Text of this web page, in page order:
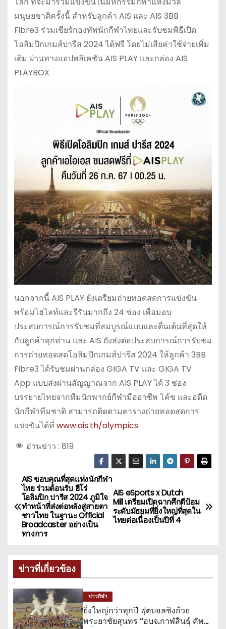
มนุษยชาติครั้งนี้ สำหรับลูกค้า AIS และ AIS 3BB
Fibre3 ร่วมเชียร์กองทัพนักกีฬาไทยและรับชมพิธีเปิด
โอลิมปิกเกมส์ปารีส 2024 ได้ฟรี โดยไม่เสียค่าใช้จ่ายเพิ่ม
เติม ผ่านทางแอปพลิเคชัน AIS PLAY และกล่อง AIS
PLAYBOX
นอกจากนี้ AIS PLAY ยังเตรียมถ่ายทอดสดการแข่งขัน
พร้อมไฮไลท์และรีรันมากถึง 24 ช่อง เพื่อมอบ
ประสบการณ์การรับชมที่สมบูรณ์แบบและตื่นเต้นที่สุดให้
กับลูกค้าทุกท่าน และ AIS ยังส่งต่อประสบการณ์การรับชม
การถ่ายทอดสดโอลิมปิกเกมส์ปารีส 2024 ให้ลูกค้า 3BB
Fibre3 ได้รับชมผ่านกล่อง GIGA TV และ GIGA TV
App แบบส่งผ่านสัญญาณจาก AIS PLAY ได้ 3 ช่อง
บรรยายไทยจากทีมนักพากย์กีฬามืออาชีพ โค้ช และอดีต
นักกีฬาทีมชาติ สามารถติดตามตารางถ่ายทอดสดการ
แข่งขันได้ที่ www.ais.th/olympics
อ่านข่าว : 819
แ
น
ะ
น
ว
เ
AIS eSports x Dutch
Mill เตรียมเปิดฉากศึกตีป้อม
ระดับมัธยมที่ยิ่งใหญ่ที่สุดใน
ไทยต่อเนื่องเป็นปีที่ 4
AIS ขอบคุณที่สุดแห่งนักกีฬา
ไทย ร่วมต้อนรับ ฮีโร่
โอลิมปิก ปารีส 2024 ภูมิใจ
ทำหน้าที่ส่งต่อพลังสู่สายตา
ชาวไทย ในฐานะ Official
Broadcaster อย่างเป็น
ทางการ
ข่าวที่เกี่ยวข้อง
ข่าวกีฬา
ยิ่งใหญ่กว่าทุกปี ฟุตบอลชิงถ้วย
พระยาชัยสุนทร “อบจ.กาฬสินธุ์ คัพ